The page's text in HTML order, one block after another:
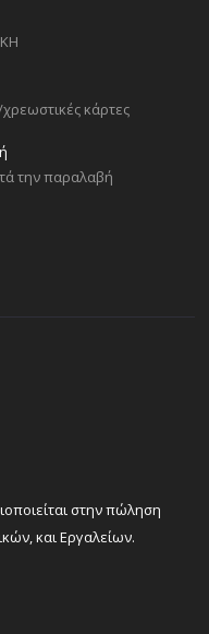
κάρτες
την παραλαβή
στην πώληση
και Εργαλείων.